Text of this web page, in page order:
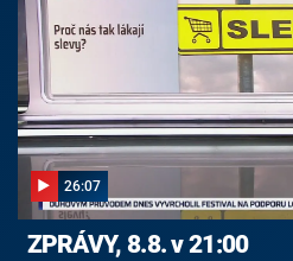
26:07
ZPRÁVY, 8.8. v 21:00